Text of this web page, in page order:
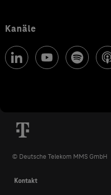
Kanäle
© Deutsche Telekom MMS GmbH
Kontakt